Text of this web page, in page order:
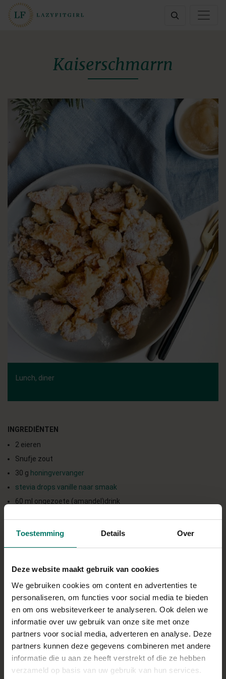
Toestemming Details Over
Deze website maakt gebruik van cookies
We gebruiken cookies om content en advertenties te
personaliseren, om functies voor social media te bieden
en om ons websiteverkeer te analyseren. Ook delen we
informatie over uw gebruik van onze site met onze
partners voor social media, adverteren en analyse. Deze
partners kunnen deze gegevens combineren met andere
informatie die u aan ze heeft verstrekt of die ze hebben
verzameld op basis van uw gebruik van hun services.
Kaiserschmarrn
Lunch, diner
INGREDIËNTEN
2 eieren
Snufje zout
30 g honingvervanger
stevia drops vanille naar smaak
60 ml ongezoete (amandel)drink
20 g amandelmeel
BEREIDING
1. Scheid de eieren en die het eiwit in een kom die ontvet is.
Voeg het zout toe en klop heb eiwit stijf op
2. Voeg bij de eierdooiers de honingvervanger en eventueel